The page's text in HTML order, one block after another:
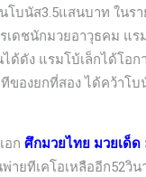
โบนัส3.5แสนบาท ในร
ดชนักมวยอาวุธคม แร
ด้ดัง แรมโบ้เล็กได้โอ
ทีของยกที่สอง ได้คว้า
อก ศึกมวยไทย มวยเด็ด
ยทีเคโอเหลืออีก52วิ